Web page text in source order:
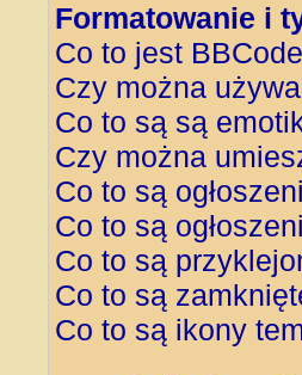
Formatowanie i
Co to jest
Czy można
Co to są są
Czy można
Co to są
Co to są
Co to są
Co to są
Co to są ikony